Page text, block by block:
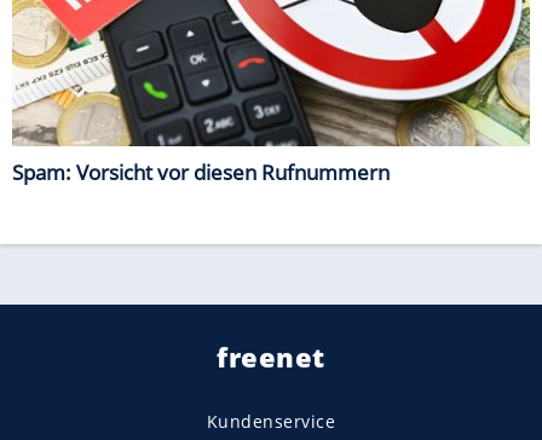
Spam: Vorsicht vor diesen Rufnummern
freenet
Kundenservice